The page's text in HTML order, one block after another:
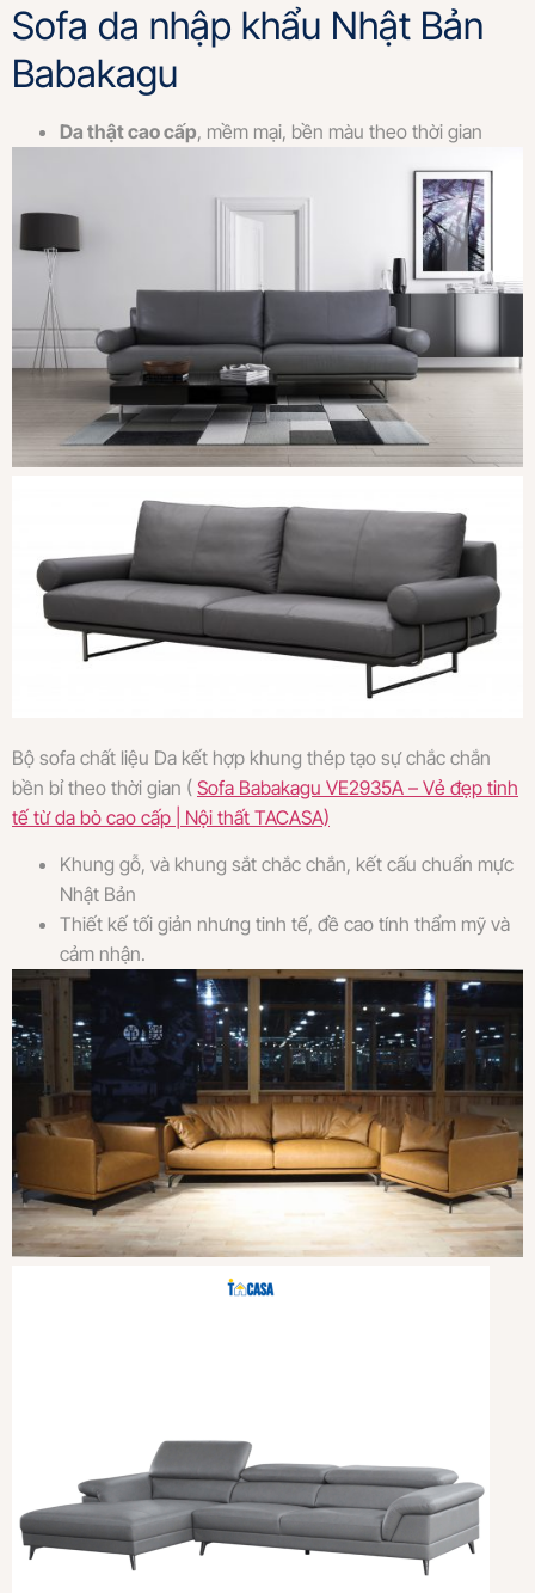
Sofa da nhập khẩu Nhật Bản
Babakagu
Da thật cao cấp, mềm mại, bền màu theo thời gian
Bộ sofa chất liệu Da kết hợp khung thép tạo sự chắc chắn
bền bỉ theo thời gian ( Sofa Babakagu VE2935A – Vẻ đẹp tinh
tế từ da bò cao cấp | Nội thất TACASA)
Khung gỗ, và khung sắt chắc chắn, kết cấu chuẩn mực
Nhật Bản
Thiết kế tối giản nhưng tinh tế, đề cao tính thẩm mỹ và
cảm nhận.